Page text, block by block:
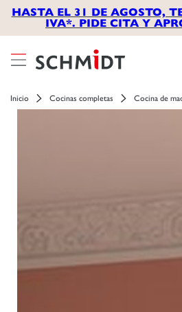
HASTA EL 31 DE AGOSTO,
IVA*. PIDE CITA Y
Inicio Cocinas completas Cocina de